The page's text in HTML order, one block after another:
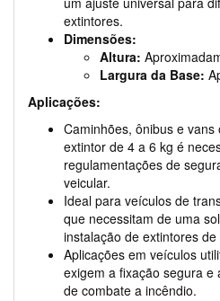
extintores.
Dimensões:
Altura:
Largura da Base:
Aplicações:
Caminhões, ônibus e
extintor de 4 a 6 kg é
regulamentações de
veicular.
Ideal para veículos de
que necessitam de uma
instalação de extintores
Aplicações em veículos
exigem a fixação segura
de combate a incêndio.